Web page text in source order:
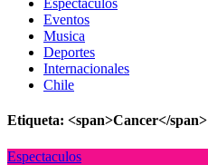
Espectaculos
Eventos
Musica
Deportes
Internacionales
Chile
Etiqueta: <span>Cancer</span>
Espectaculos